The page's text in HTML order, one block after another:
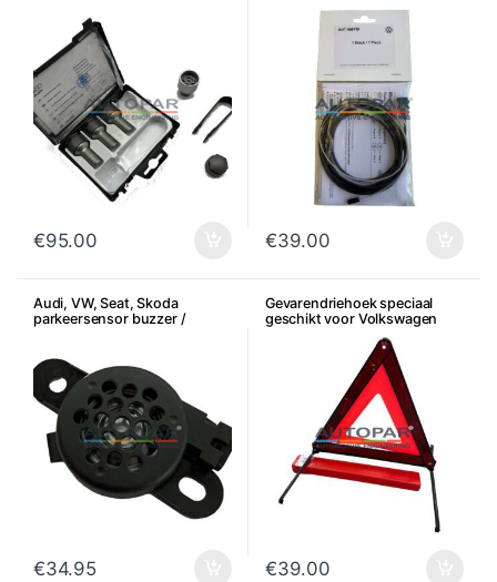
€95.00 €39.00
Audi, VW, Seat, Skoda
parkeersensor buzzer /
€34.95
Gevarendriehoek speciaal
geschikt voor Volkswagen
€39.00